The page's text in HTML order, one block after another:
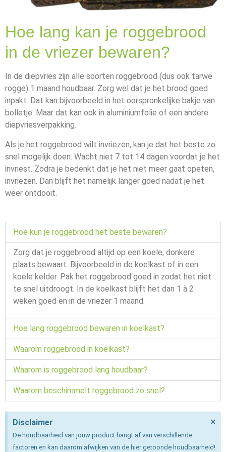
Hoe lang kan je roggebrood
in de vriezer bewaren?
In de diepvries zijn alle soorten roggebrood (dus ook tarwe
rogge) 1 maand houdbaar. Zorg wel dat je het brood goed
inpakt. Dat kan bijvoorbeeld in het oorspronkelijke bakje van
bolletje. Maar dat kan ook in aluminiumfolie of een andere
diepvriesverpakking.
Als je het roggebrood wilt invriezen, kan je dat het beste zo
snel mogelijk doen. Wacht niet 7 tot 14 dagen voordat je het
invriest. Zodra je bedenkt dat je het niet meer gaat opeten,
invriezen. Dan blijft het namelijk langer goed nadat je het
weer ontdooit.
Hoe kun je roggebrood het beste bewaren?
Zorg dat je roggebrood altijd op een koele, donkere
plaats bewaart. Bijvoorbeeld in de koelkast of in een
koele kelder. Pak het roggebrood goed in zodat het niet
te snel uitdroogt. In de koelkast blijft het dan 1 à 2
weken goed en in de vriezer 1 maand.
Hoe lang roggebrood bewaren in koelkast?
Waarom roggebrood in koelkast?
Waarom is roggebrood lang houdbaar?
Waarom beschimmelt roggebrood zo snel?
Disclaimer
De houdbaarheid van jouw product hangt af van verschillende
factoren en kan daarom afwijken van de hier getoonde houdbaarheid!
×